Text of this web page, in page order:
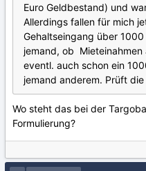
Euro Geldbestand) und
Allerdings fallen für mich
Gehaltseingang über
jemand, ob
eventl. auch schon ein
jemand anderem. Prüft
Wo steht das bei der
Formulierung?